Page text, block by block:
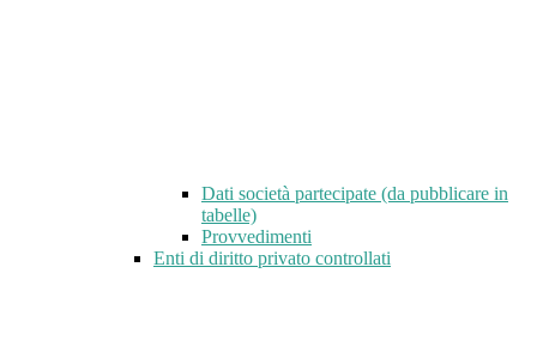
Dati società partecipate (da pubblicare in
tabelle)
Provvedimenti
Enti di diritto privato controllati